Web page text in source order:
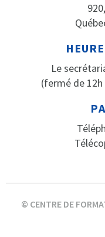
Le
(fermé de
© CENTRE DE